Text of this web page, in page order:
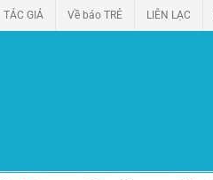
TÁC GIẢ Về báo TRẺ LIÊN LẠC